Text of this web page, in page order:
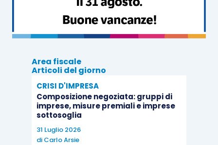
qualificazione dell’apporto come “versamento
in conto futuro aumento di capitale”, non è
sufficiente la sola denominazione adottata nelle
verificare che la volontà delle parti di
il versamento all’aumento di capitale risulti in
modo chiaro e inequivoco
, avvalendosi di indici
di dettaglio quali: l’indicazione del termine finale
entro cui verrà deliberato l’aumento, il
comportamento concreto delle parti, le
Area fiscale
Articoli del giorno
CRISI D'IMPRESA
Composizione negoziata: gruppi di
imprese, misure premiali e imprese
sottosoglia
31 Luglio 2026
di Carlo Arsie